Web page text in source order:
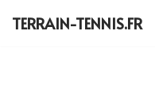
Aller
TERRAIN-TENNIS.FR